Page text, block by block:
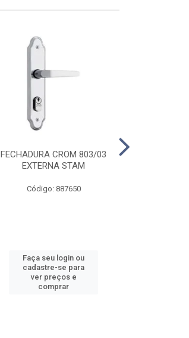
FECHADURA CROM 803/03
EXTERNA STAM
Código: 887650
Faça seu login ou
cadastre-se para
ver preços e
comprar